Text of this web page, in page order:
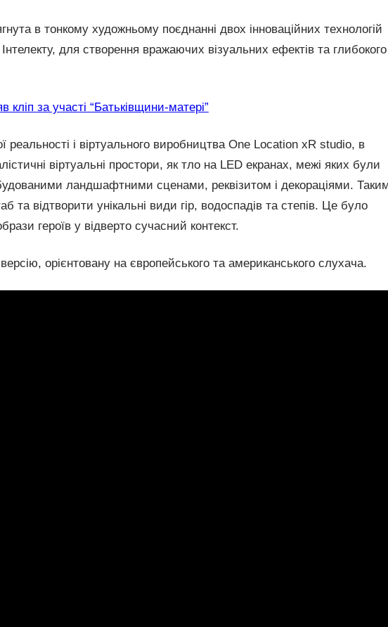
в тонкому художньому поєднанні двох інноваційних технологій
для створення вражаючих візуальних ефектів та глибокого
кліп за участі “Батьківщини-матері”
реальності і віртуального виробництва One Location xR studio, в
віртуальні простори, як тло на LED екранах, межі яких були
ландшафтними сценами, реквізитом і декораціями.
відтворити унікальні види гір, водоспадів та степів. Це було
героїв у відверто сучасний контекст.
орієнтовану на європейського та американського слухача.